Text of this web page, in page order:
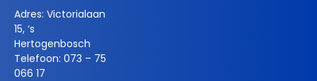
Adres: Victorialaan
15, ‘s
Hertogenbosch
Telefoon: 073 – 75
066 17